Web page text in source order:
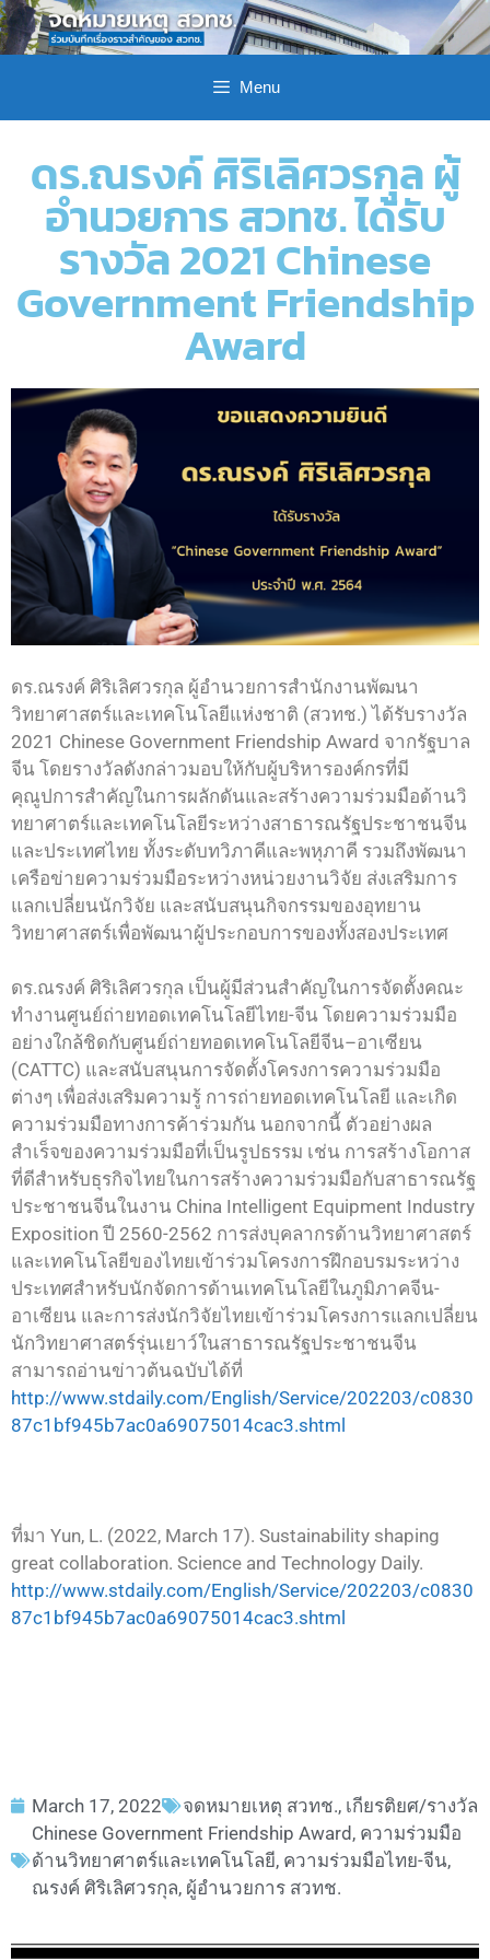
Menu
ดร.ณรงค์ ศิริเลิศวรกุล ผู้
อำนวยการ สวทช. ได้รับ
รางวัล 2021 Chinese
Government Friendship
Award
ดร.ณรงค์ ศิริเลิศวรกุล ผู้อำนวยการสำนักงานพัฒนา
วิทยาศาสตร์และเทคโนโลยีแห่งชาติ (สวทช.) ได้รับรางวัล
2021 Chinese Government Friendship Award จากรัฐบาล
จีน โดยรางวัลดังกล่าวมอบให้กับผู้บริหารองค์กรที่มี
คุณูปการสำคัญในการผลักดันและสร้างความร่วมมือด้านวิ
ทยาศาตร์และเทคโนโลยีระหว่างสาธารณรัฐประชาชนจีน
และประเทศไทย ทั้งระดับทวิภาคีและพหุภาคี รวมถึงพัฒนา
เครือข่ายความร่วมมือระหว่างหน่วยงานวิจัย ส่งเสริมการ
แลกเปลี่ยนนักวิจัย และสนับสนุนกิจกรรมของอุทยาน
วิทยาศาสตร์เพื่อพัฒนาผู้ประกอบการของทั้งสองประเทศ
ดร.ณรงค์ ศิริเลิศวรกุล เป็นผู้มีส่วนสำคัญในการจัดตั้งคณะ
ทำงานศูนย์ถ่ายทอดเทคโนโลยีไทย-จีน โดยความร่วมมือ
อย่างใกล้ชิดกับศูนย์ถ่ายทอดเทคโนโลยีจีน–อาเซียน
(CATTC) และสนับสนุนการจัดตั้งโครงการความร่วมมือ
ต่างๆ เพื่อส่งเสริมความรู้ การถ่ายทอดเทคโนโลยี และเกิด
ความร่วมมือทางการค้าร่วมกัน นอกจากนี้ ตัวอย่างผล
สำเร็จของความร่วมมือที่เป็นรูปธรรม เช่น การสร้างโอกาส
ที่ดีสำหรับธุรกิจไทยในการสร้างความร่วมมือกับสาธารณรัฐ
ประชาชนจีนในงาน China Intelligent Equipment Industry
Exposition ปี 2560-2562 การส่งบุคลากรด้านวิทยาศาสตร์
และเทคโนโลยีของไทยเข้าร่วมโครงการฝึกอบรมระหว่าง
ประเทศสำหรับนักจัดการด้านเทคโนโลยีในภูมิภาคจีน-
อาเซียน และการส่งนักวิจัยไทยเข้าร่วมโครงการแลกเปลี่ยน
นักวิทยาศาสตร์รุ่นเยาว์ในสาธารณรัฐประชาชนจีน
สามารถอ่านข่าวต้นฉบับได้ที่
http://www.stdaily.com/English/Service/202203/c0830
87c1bf945b7ac0a69075014cac3.shtml
ที่มา Yun, L. (2022, March 17). Sustainability shaping
great collaboration. Science and Technology Daily.
http://www.stdaily.com/English/Service/202203/c0830
87c1bf945b7ac0a69075014cac3.shtml
March 17, 2022 จดหมายเหตุ สวทช., เกียรติยศ/รางวัล
Chinese Government Friendship Award, ความร่วมมือ
ด้านวิทยาศาตร์และเทคโนโลยี, ความร่วมมือไทย-จีน,
ณรงค์ ศิริเลิศวรกุล, ผู้อำนวยการ สวทช.